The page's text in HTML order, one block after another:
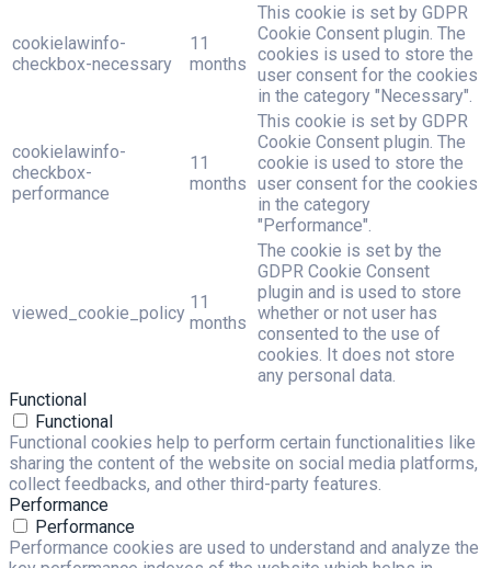
cookielawinfo-
checkbox-necessary
11
months
This cookie is set by GDPR
Cookie Consent plugin. The
cookies is used to store the
user consent for the cookies
in the category "Necessary".
cookielawinfo-
checkbox-
performance
11
months
This cookie is set by GDPR
Cookie Consent plugin. The
cookie is used to store the
user consent for the cookies
in the category
"Performance".
viewed_cookie_policy
11
months
The cookie is set by the
GDPR Cookie Consent
plugin and is used to store
whether or not user has
consented to the use of
cookies. It does not store
any personal data.
Functional
Functional
Functional cookies help to perform certain functionalities like
sharing the content of the website on social media platforms,
collect feedbacks, and other third-party features.
Performance
Performance
Performance cookies are used to understand and analyze the